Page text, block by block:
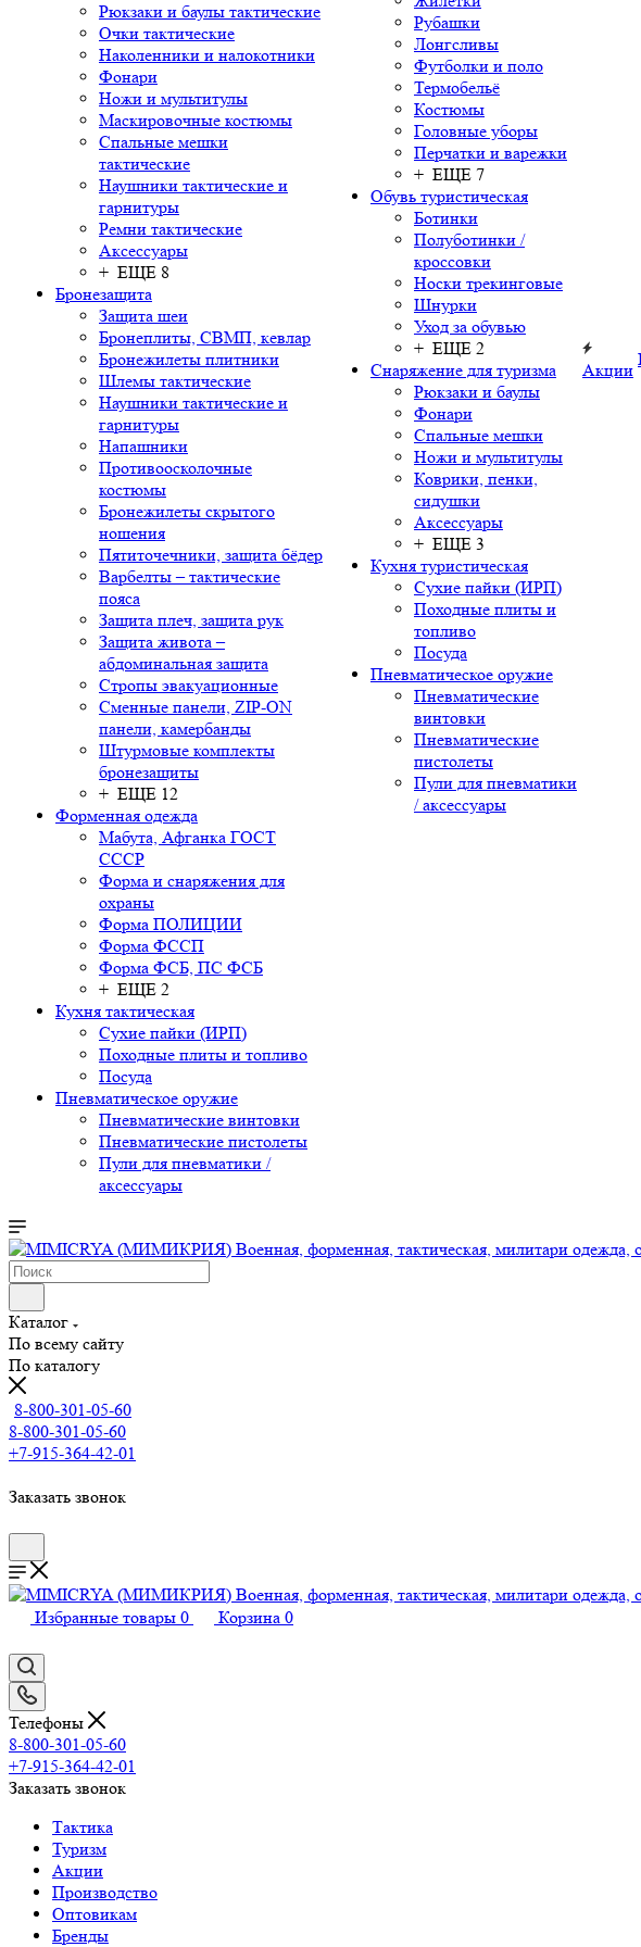
Рюкзаки и баулы тактические
Очки тактические
Наколенники и налокотники
Фонари
Ножи и мультитулы
Маскировочные костюмы
Спальные мешки
тактические
Наушники тактические и
гарнитуры
Ремни тактические
Аксессуары
+ ЕЩЕ 8
Бронезащита
Защита шеи
Бронеплиты, СВМП, кевлар
Бронежилеты плитники
Шлемы тактические
Наушники тактические и
гарнитуры
Напашники
Противоосколочные
костюмы
Бронежилеты скрытого
ношения
Пятиточечники, защита бёдер
Варбелты – тактические
пояса
Защита плеч, защита рук
Защита живота –
абдоминальная защита
Стропы эвакуационные
Сменные панели, ZIP-ON
панели, камербанды
Штурмовые комплекты
бронезащиты
+ ЕЩЕ 12
Форменная одежда
Мабута, Афганка ГОСТ
СССР
Форма и снаряжения для
охраны
Форма ПОЛИЦИИ
Форма ФССП
Форма ФСБ, ПС ФСБ
+ ЕЩЕ 2
Кухня тактическая
Сухие пайки (ИРП)
Походные плиты и топливо
Посуда
Пневматическое оружие
Пневматические винтовки
Пневматические пистолеты
Пули для пневматики /
аксессуары
Рубашки
Лонгсливы
Футболки и поло
Термобельё
Костюмы
Головные уборы
Перчатки и варежки
+ ЕЩЕ 7
Обувь туристическая
Ботинки
Полуботинки /
кроссовки
Носки трекинговые
Шнурки
Уход за обувью
+ ЕЩЕ 2
Снаряжение для туризма
Рюкзаки и баулы
Фонари
Спальные мешки
Ножи и мультитулы
Коврики, пенки,
сидушки
Аксессуары
+ ЕЩЕ 3
Кухня туристическая
Сухие пайки (ИРП)
Походные плиты и
топливо
Посуда
Пневматическое оружие
Пневматические
винтовки
Пневматические
пистолеты
Пули для пневматики
/ аксессуары
Акции
Каталог
По всему сайту
По каталогу
8-800-301-05-60
8-800-301-05-60
+7-915-364-42-01
Заказать звонок
Избранные товары 0 Корзина 0
Телефоны
8-800-301-05-60
+7-915-364-42-01
Заказать звонок
Тактика
Туризм
Акции
Производство
Оптовикам
Бренды